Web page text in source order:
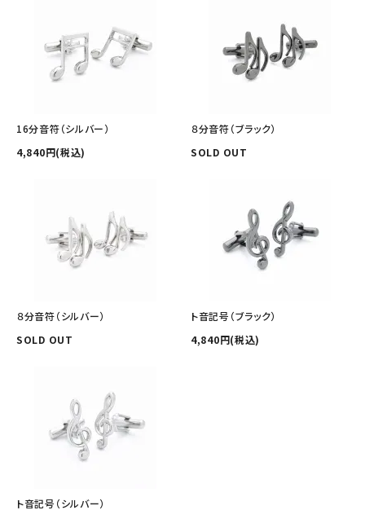
16分音符（シルバー）
4,840円(税込)
８分音符（ブラック）
SOLD OUT
８分音符（シルバー）
SOLD OUT
ト音記号（ブラック）
4,840円(税込)
ト音記号（シルバー）